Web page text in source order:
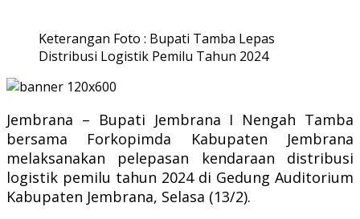
Keterangan Foto : Bupati Tamba Lepas
Distribusi Logistik Pemilu Tahun 2024
Jembrana – Bupati Jembrana I Nengah Tamba
bersama Forkopimda Kabupaten Jembrana
melaksanakan pelepasan kendaraan distribusi
logistik pemilu tahun 2024 di Gedung Auditorium
Kabupaten Jembrana, Selasa (13/2).